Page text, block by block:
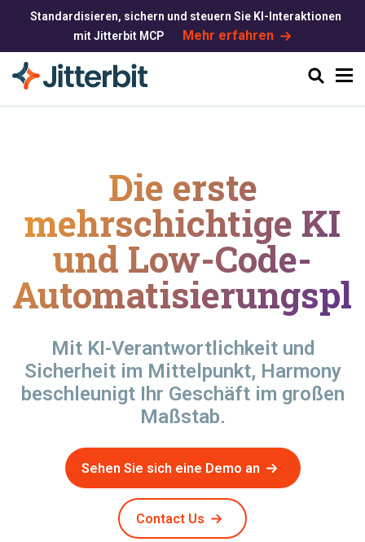
Suchen
Standardisieren, sichern und steuern Sie KI-Interaktionen
mit Jitterbit MCP
Mehr erfahren
Die erste
mehrschichtige KI
und Low-Code-
Mit KI-Verantwortlichkeit und
Sicherheit im Mittelpunkt, Harmony
beschleunigt Ihr Geschäft im großen
Maßstab.
Sehen Sie sich eine Demo an
Contact Us